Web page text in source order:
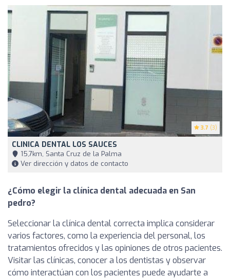
3.7 (3)
CLINICA DENTAL LOS SAUCES
15,7km, Santa Cruz de la Palma
Ver dirección y datos de contacto
¿Cómo elegir la clínica dental adecuada en San
pedro?
Seleccionar la clínica dental correcta implica considerar
varios factores, como la experiencia del personal, los
tratamientos ofrecidos y las opiniones de otros pacientes.
Visitar las clínicas, conocer a los dentistas y observar
cómo interactúan con los pacientes puede ayudarte a